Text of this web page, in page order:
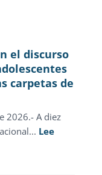
el discurso
carpetas de
2026.- A diez
Lee